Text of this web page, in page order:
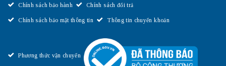
Chính sách bảo hành Chính sách đổi trả
Chính sách bảo mật thông tin Thông tin chuyển khoản
Phương thức vận chuyển